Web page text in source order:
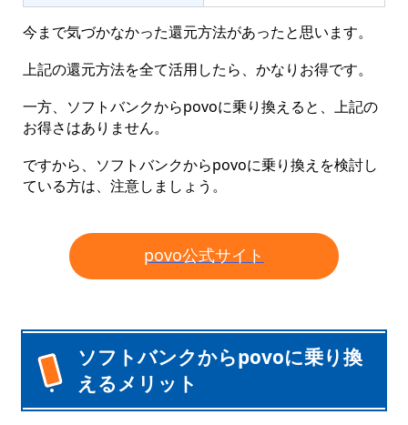
今まで気づかなかった還元方法があったと思います。
上記の還元方法を全て活用したら、かなりお得です。
一方、ソフトバンクからpovoに乗り換えると、上記の
お得さはありません。
ですから、ソフトバンクからpovoに乗り換えを検討し
ている方は、注意しましょう。
povo公式サイト
ソフトバンクからpovoに乗り換
えるメリット